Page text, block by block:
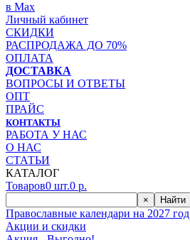
в Max
Личный кабинет
СКИДКИ
РАСПРОДАЖА ДО 70%
ОПЛАТА
ДОСТАВКА
ВОПРОСЫ И ОТВЕТЫ
ОПТ
ПРАЙС
КОНТАКТЫ
РАБОТА У НАС
О НАС
СТАТЬИ
КАТАЛОГ
Товаров0 шт.0 р.
× Найти
Православные календари на 2027 год
Акции и скидки